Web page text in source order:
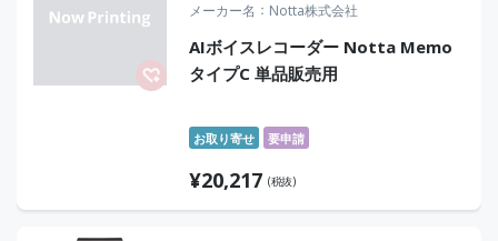
メーカー名 Notta株式会社
AIボイスレコーダー Notta Memo
タイプC 単品販売用
お取り寄せ 要申請
¥20,217 (税抜)